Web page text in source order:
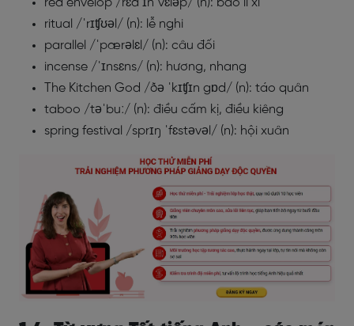
red envelop /rɛd ɪnˈvɛləp/ (n): bao lì xì
ritual /ˈrɪʧʊəl/ (n): lễ nghi
parallel /ˈpærəlɛl/ (n): câu đối
incense /ˈɪnsɛns/ (n): hương, nhang
The Kitchen God /ðə ˈkɪʧɪn gɒd/ (n): táo quân
taboo /təˈbuː/ (n): điều cấm kị, điều kiêng
spring festival /sprɪŋ ˈfɛstəvəl/ (n): hội xuân